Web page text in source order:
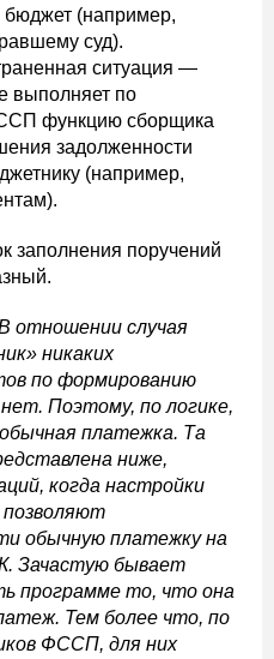
бюджет (например,
суд).
ситуация —
выполняет по
функцию сборщика
задолженности
(например,
заполнения поручений
случая
никаких
по формированию
Поэтому, по логике,
платежка. Та
ниже,
когда настройки
позволяют
обычную платежку на
Зачастую бывает
программе то, что она
Тем более что, по
ФССП, для них